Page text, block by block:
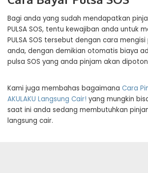
Bagi anda yang sudah mendapatkan
PULSA SOS, tentu kewajiban anda untuk
PULSA SOS tersebut dengan cara
anda, dengan demikian otomatis biaya
pulsa SOS yang anda pinjam akan
Kami juga membahas bagaimana Cara
AKULAKU Langsung Cair! yang mungkin
saat ini anda sedang membutuhkan
langsung cair.